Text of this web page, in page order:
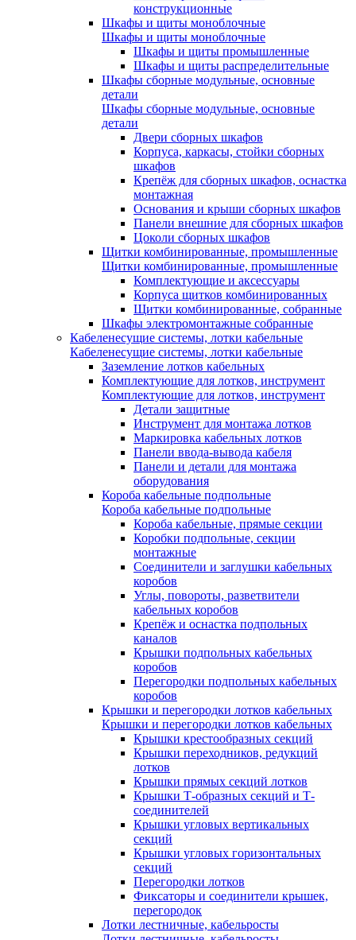
конструкционные
Шкафы и щиты моноблочные
Шкафы и щиты моноблочные
Шкафы и щиты промышленные
Шкафы и щиты распределительные
Шкафы сборные модульные, основные
детали
Шкафы сборные модульные, основные
детали
Двери сборных шкафов
Корпуса, каркасы, стойки сборных
шкафов
Крепёж для сборных шкафов, оснастка
монтажная
Основания и крыши сборных шкафов
Панели внешние для сборных шкафов
Цоколи сборных шкафов
Щитки комбинированные, промышленные
Щитки комбинированные, промышленные
Комплектующие и аксессуары
Корпуса щитков комбинированных
Щитки комбинированные, собранные
Шкафы электромонтажные собранные
Кабеленесущие системы, лотки кабельные
Кабеленесущие системы, лотки кабельные
Заземление лотков кабельных
Комплектующие для лотков, инструмент
Комплектующие для лотков, инструмент
Детали защитные
Инструмент для монтажа лотков
Маркировка кабельных лотков
Панели ввода-вывода кабеля
Панели и детали для монтажа
оборудования
Короба кабельные подпольные
Короба кабельные подпольные
Короба кабельные, прямые секции
Коробки подпольные, секции
монтажные
Соединители и заглушки кабельных
коробов
Углы, повороты, разветвители
кабельных коробов
Крепёж и оснастка подпольных
каналов
Крышки подпольных кабельных
коробов
Перегородки подпольных кабельных
коробов
Крышки и перегородки лотков кабельных
Крышки и перегородки лотков кабельных
Крышки крестообразных секций
Крышки переходников, редукций
лотков
Крышки прямых секций лотков
Крышки Т-образных секций и Т-
соединителей
Крышки угловых вертикальных
секций
Крышки угловых горизонтальных
секций
Перегородки лотков
Фиксаторы и соединители крышек,
перегородок
Лотки лестничные, кабельросты